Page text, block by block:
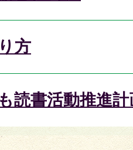
方
読書活動推進計